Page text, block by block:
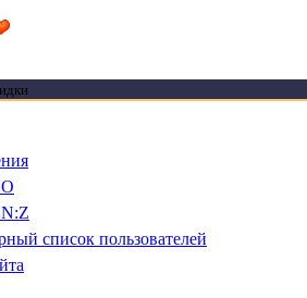
список пользователей